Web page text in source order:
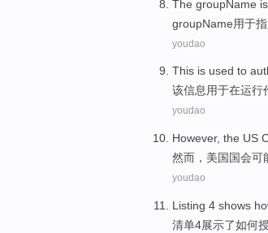
The groupName is
groupName用于
youdao
This is used to
该信息用于在运行
youdao
However, the US
然而 ， 美国 国会可
youdao
Listing 4 shows
清单4展示了如何